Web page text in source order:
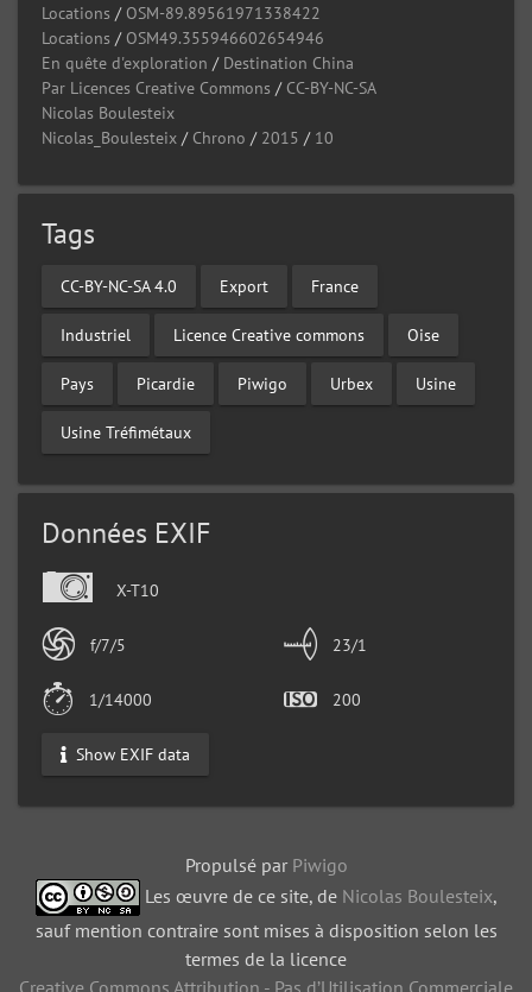
Locations / OSM-89.89561971338422
Locations / OSM49.355946602654946
En quête d'exploration / Destination China
Par Licences Creative Commons / CC-BY-NC-SA
Nicolas Boulesteix
Nicolas_Boulesteix / Chrono / 2015 / 10
Tags
CC-BY-NC-SA 4.0 Export France
Industriel Licence Creative commons Oise
Pays Picardie Piwigo Urbex Usine
Usine Tréfimétaux
Données EXIF
X-T10
f/7/5 23/1
1/14000 200
Show EXIF data
Propulsé par Piwigo
Les œuvre de ce site, de Nicolas Boulesteix,
sauf mention contraire sont mises à disposition selon les
termes de la licence
Creative Commons Attribution - Pas d’Utilisation Commerciale